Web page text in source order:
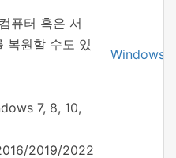
퓨터 혹은 서
복원할 수도 있
7, 8, 10,
2019/2022
Windows